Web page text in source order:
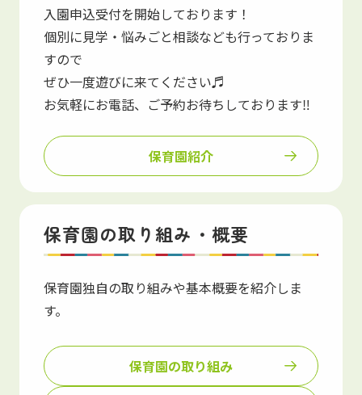
入園申込受付を開始しております！
個別に見学・悩みごと相談なども行っておりま
すので
ぜひ一度遊びに来てください♬
お気軽にお電話、ご予約お待ちしております‼
保育園紹介
保育園の取り組み・概要
保育園独自の取り組みや基本概要を紹介しま
す。
保育園の取り組み